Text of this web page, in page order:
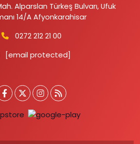
Alparslan Türkeş Bulvarı, Ufuk
14/A Afyonkarahisar
0272 212 21 00
[email protected]